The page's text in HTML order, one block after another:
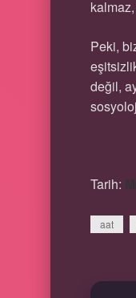
Peki,
değil,
Tarih:
aat